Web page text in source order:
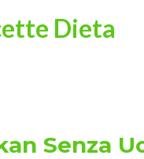
Dieta
Senza